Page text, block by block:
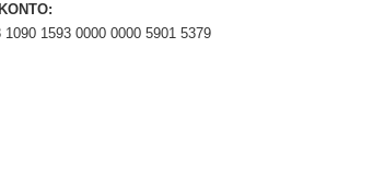
KONTO:
1593 0000 0000 5901 5379